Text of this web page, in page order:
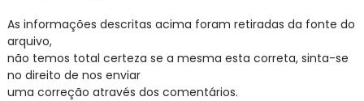
As informações descritas acima foram retiradas da fonte do
arquivo,
não temos total certeza se a mesma esta correta, sinta-se
no direito de nos enviar
uma correção através dos comentários.